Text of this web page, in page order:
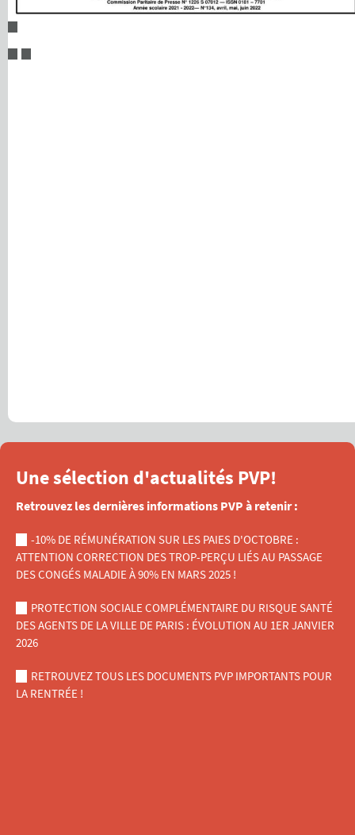
Une sélection d'actualités PVP!
Retrouvez les dernières informations PVP à retenir :
-10% DE RÉMUNÉRATION SUR LES PAIES D'OCTOBRE :
ATTENTION CORRECTION DES TROP-PERÇU LIÉS AU PASSAGE
DES CONGÉS MALADIE À 90% EN MARS 2025 !
PROTECTION SOCIALE COMPLÉMENTAIRE DU RISQUE SANTÉ
DES AGENTS DE LA VILLE DE PARIS : ÉVOLUTION AU 1ER JANVIER
2026
RETROUVEZ TOUS LES DOCUMENTS PVP IMPORTANTS POUR
LA RENTRÉE !